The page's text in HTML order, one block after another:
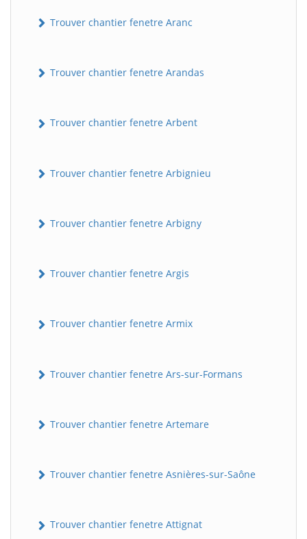
Trouver chantier fenetre Aranc
Trouver chantier fenetre Arandas
Trouver chantier fenetre Arbent
Trouver chantier fenetre Arbignieu
Trouver chantier fenetre Arbigny
Trouver chantier fenetre Argis
Trouver chantier fenetre Armix
Trouver chantier fenetre Ars-sur-Formans
Trouver chantier fenetre Artemare
Trouver chantier fenetre Asnières-sur-Saône
Trouver chantier fenetre Attignat